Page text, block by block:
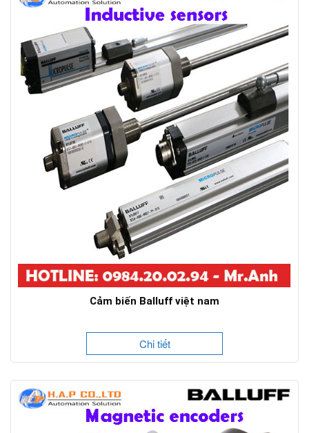
Cảm biến Balluff việt nam
Chi tiết